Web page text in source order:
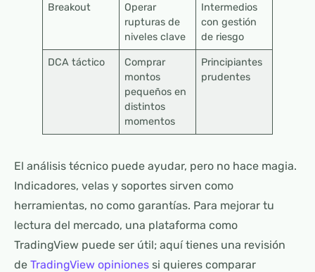
Breakout
Operar
rupturas de
niveles clave
Intermedios
con gestión
de riesgo
DCA táctico
Comprar
montos
pequeños en
distintos
momentos
Principiantes
prudentes
El análisis técnico puede ayudar, pero no hace magia.
Indicadores, velas y soportes sirven como
herramientas, no como garantías. Para mejorar tu
lectura del mercado, una plataforma como
TradingView puede ser útil; aquí tienes una revisión
de TradingView opiniones si quieres comparar